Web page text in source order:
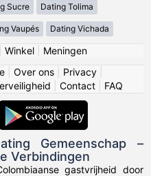
Sucre Dating Tolima
Vaupés Dating Vichada
Winkel| Meningen
Over ons Privacy
Contact FAQ
Gemeenschap –
Verbindingen
gastvrijheid door